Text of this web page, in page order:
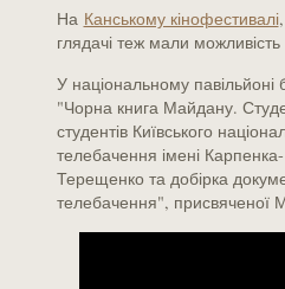
На Канському кінофестивалі
глядачі теж мали можливість
У національному
"Чорна книга Майдану.
студентів Київського
телебачення імені
Терещенко та добірка
телебачення", присвяченої